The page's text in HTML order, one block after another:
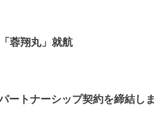
蓉翔丸」就航
ートナーシップ契約を締結しま